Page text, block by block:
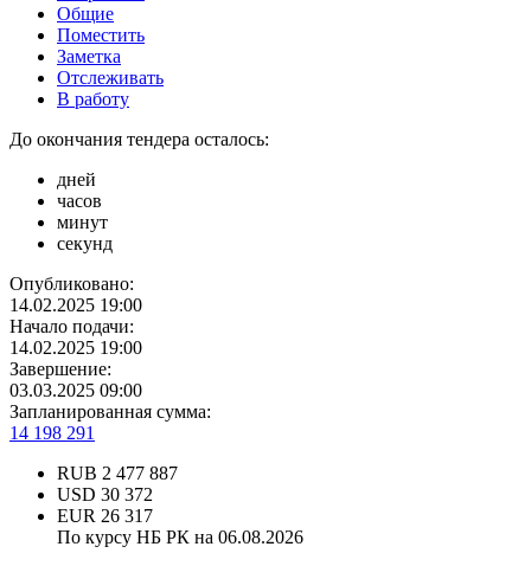
Общие
Поместить
Заметка
Отслеживать
В работу
До окончания тендера осталось:
дней
часов
минут
секунд
Опубликовано:
14.02.2025 19:00
Начало подачи:
14.02.2025 19:00
Завершение:
03.03.2025 09:00
Запланированная сумма:
14 198 291
RUB 2 477 887
USD 30 372
EUR 26 317
По курсу НБ РК на 06.08.2026